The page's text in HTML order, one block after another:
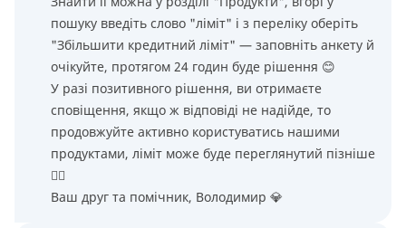
пошуку введіть слово "ліміт" і з переліку оберіть
"Збільшити кредитний ліміт" — заповніть анкету й
очікуйте, протягом 24 годин буде рішення 😊
У разі позитивного рішення, ви отримаєте
сповіщення, якщо ж відповіді не надійде, то
продовжуйте активно користуватись нашими
продуктами, ліміт може буде переглянутий пізніше
👌🏻
Ваш друг та помічник, Володимир 💎